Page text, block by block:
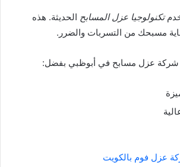
تكنولوجيا عزل المسابح الحديثة. هذه
مسبحك من التسربات والضرر.
شركة عزل مسابح في أبوظبي بفضل:
عزل فوم بالكويت